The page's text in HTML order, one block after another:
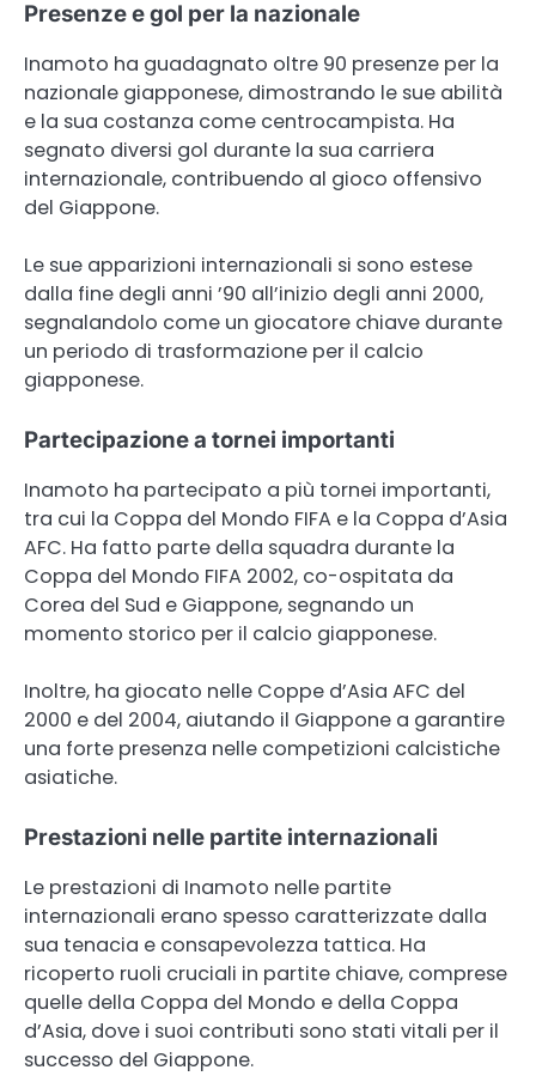
Presenze e gol per la nazionale
Inamoto ha guadagnato oltre 90 presenze per la
nazionale giapponese, dimostrando le sue abilità
e la sua costanza come centrocampista. Ha
segnato diversi gol durante la sua carriera
internazionale, contribuendo al gioco offensivo
del Giappone.
Le sue apparizioni internazionali si sono estese
dalla fine degli anni ’90 all’inizio degli anni 2000,
segnalandolo come un giocatore chiave durante
un periodo di trasformazione per il calcio
giapponese.
Partecipazione a tornei importanti
Inamoto ha partecipato a più tornei importanti,
tra cui la Coppa del Mondo FIFA e la Coppa d’Asia
AFC. Ha fatto parte della squadra durante la
Coppa del Mondo FIFA 2002, co-ospitata da
Corea del Sud e Giappone, segnando un
momento storico per il calcio giapponese.
Inoltre, ha giocato nelle Coppe d’Asia AFC del
2000 e del 2004, aiutando il Giappone a garantire
una forte presenza nelle competizioni calcistiche
asiatiche.
Prestazioni nelle partite internazionali
Le prestazioni di Inamoto nelle partite
internazionali erano spesso caratterizzate dalla
sua tenacia e consapevolezza tattica. Ha
ricoperto ruoli cruciali in partite chiave, comprese
quelle della Coppa del Mondo e della Coppa
d’Asia, dove i suoi contributi sono stati vitali per il
successo del Giappone.